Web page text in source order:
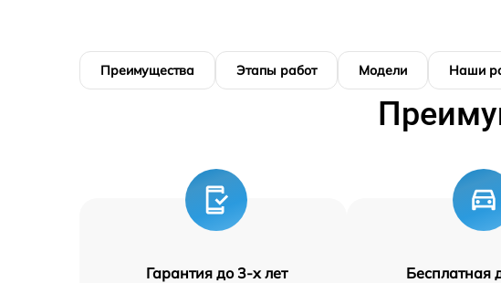
Преимущества Этапы работ Модели Наши
Гарантия до 3-х лет Бесплатная